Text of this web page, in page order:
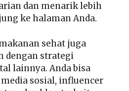
dan menarik lebih
ke halaman Anda.
sehat juga
dengan strategi
lainnya. Anda bisa
sosial, influencer